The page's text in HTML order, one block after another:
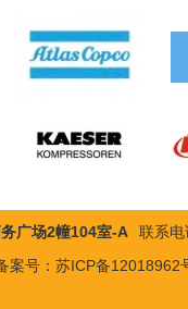
广场2幢104室-A
联系电
案号： 苏ICP备12018962